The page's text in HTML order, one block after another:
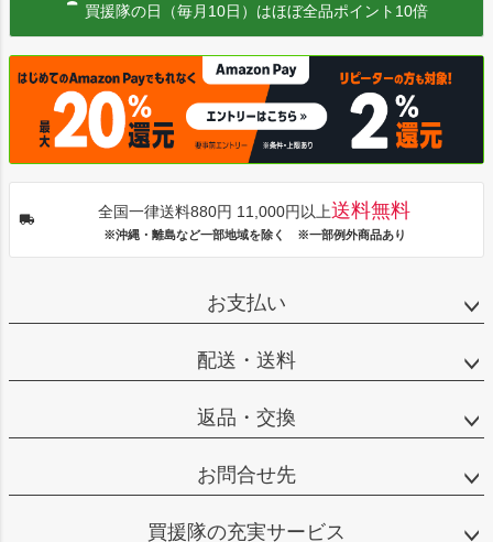
買援隊の日（毎月10日）はほぼ全品ポイント10倍
全国一律送料880円 11,000円以上送料無料
※沖縄・離島など一部地域を除く ※一部例外商品あり
お支払い
配送・送料
返品・交換
お問合せ先
買援隊の充実サービス